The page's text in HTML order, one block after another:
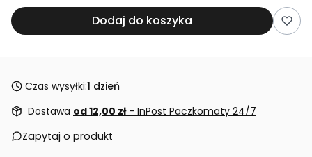
Dodaj do koszyka
Czas wysyłki:1 dzień
Dostawa od 12,00 zł - InPost Paczkomaty 24/7
Zapytaj o produkt